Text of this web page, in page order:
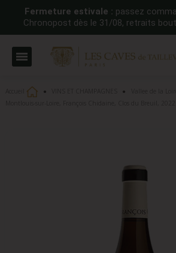
Fermeture estivale : passez
Chronopost dès le 31/08, retraits